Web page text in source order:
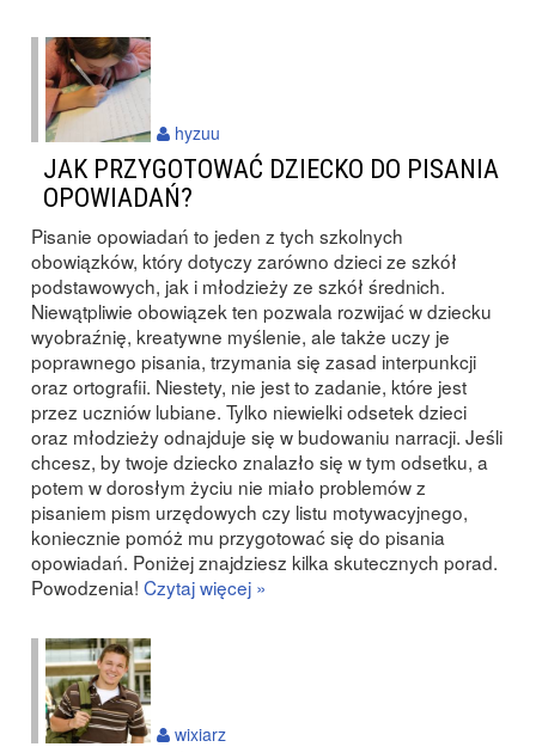
JAK PRZYGOTOWAĆ DZIECKO DO PISANIA
OPOWIADAŃ?
Pisanie opowiadań to jeden z tych szkolnych
obowiązków, który dotyczy zarówno dzieci ze szkół
podstawowych, jak i młodzieży ze szkół średnich.
Niewątpliwie obowiązek ten pozwala rozwijać w dziecku
wyobraźnię, kreatywne myślenie, ale także uczy je
poprawnego pisania, trzymania się zasad interpunkcji
oraz ortografii. Niestety, nie jest to zadanie, które jest
przez uczniów lubiane. Tylko niewielki odsetek dzieci
oraz młodzieży odnajduje się w budowaniu narracji. Jeśli
chcesz, by twoje dziecko znalazło się w tym odsetku, a
potem w dorosłym życiu nie miało problemów z
pisaniem pism urzędowych czy listu motywacyjnego,
koniecznie pomóż mu przygotować się do pisania
opowiadań. Poniżej znajdziesz kilka skutecznych porad.
Powodzenia! Czytaj więcej »
hyzuu
wixiarz